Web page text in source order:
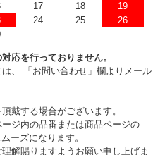
17 18
19
24 25
26
応を行っておりません。
、 「お問い合わせ」欄よりメール
戴する場合がございます。
ジ内の品番または商品ページの
ーズになります。
解賜りますようお願い申し上げま